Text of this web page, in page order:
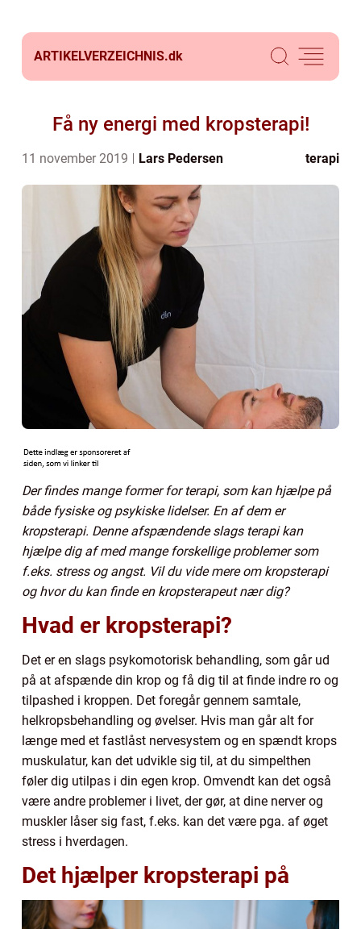
ARTIKELVERZEICHNIS.dk
Få ny energi med kropsterapi!
11 november 2019 Lars Pedersen terapi
Der findes mange former for terapi, som kan hjælpe på
både fysiske og psykiske lidelser. En af dem er
kropsterapi. Denne afspændende slags terapi kan
hjælpe dig af med mange forskellige problemer som
f.eks. stress og angst. Vil du vide mere om kropsterapi
og hvor du kan finde en kropsterapeut nær dig?
Hvad er kropsterapi?
Det er en slags psykomotorisk behandling, som går ud
på at afspænde din krop og få dig til at finde indre ro og
tilpashed i kroppen. Det foregår gennem samtale,
helkropsbehandling og øvelser. Hvis man går alt for
længe med et fastlåst nervesystem og en spændt krops
muskulatur, kan det udvikle sig til, at du simpelthen
føler dig utilpas i din egen krop. Omvendt kan det også
være andre problemer i livet, der gør, at dine nerver og
muskler låser sig fast, f.eks. kan det være pga. af øget
stress i hverdagen.
Det hjælper kropsterapi på